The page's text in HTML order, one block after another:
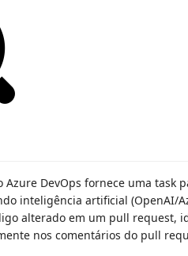
Azure DevOps fornece uma
inteligência artificial (OpenAI/
alterado em um pull request,
nos comentários do pull